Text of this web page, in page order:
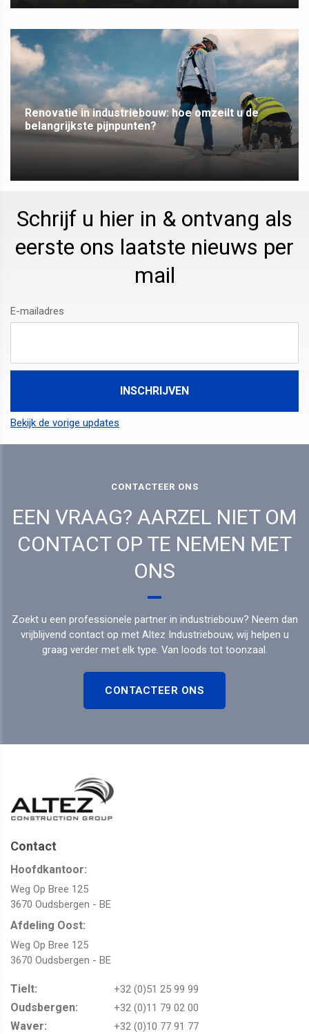
Renovatie in industriebouw: hoe omzeilt u de
belangrijkste pijnpunten?
Schrijf u hier in & ontvang als
eerste ons laatste nieuws per
mail
E-mailadres
Bekijk de vorige updates
CONTACTEER ONS
EEN VRAAG? AARZEL NIET OM
CONTACT OP TE NEMEN MET
ONS
Zoekt u een professionele partner in industriebouw? Neem dan
vrijblijvend contact op met Altez Industriebouw, wij helpen u
graag verder met elk type. Van loods tot toonzaal.
CONTACTEER ONS
Contact
Hoofdkantoor:
Weg Op Bree 125
3670 Oudsbergen - BE
Afdeling Oost:
Weg Op Bree 125
3670 Oudsbergen - BE
Tielt: +32 (0)51 25 99 99
Oudsbergen​​​​​​​: +32 (0)11 79 02 00
Waver:​​​​​​​ +32 (0)10 77 91 77